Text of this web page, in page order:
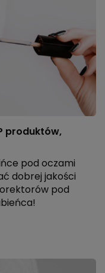
produktów,
pod oczami
dobrej jakości
pod